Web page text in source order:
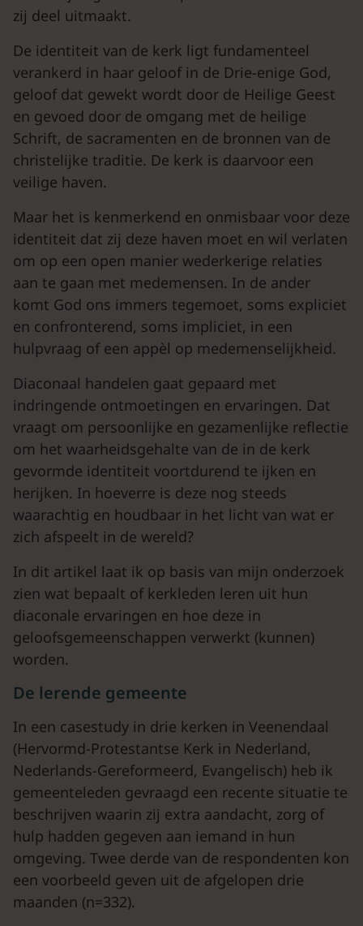
zij deel uitmaakt.
De identiteit van de kerk ligt fundamenteel
verankerd in haar geloof in de Drie-enige God,
geloof dat gewekt wordt door de Heilige Geest
en gevoed door de omgang met de heilige
Schrift, de sacramenten en de bronnen van de
christelijke traditie. De kerk is daarvoor een
veilige haven.
Maar het is kenmerkend en onmisbaar voor deze
identiteit dat zij deze haven moet en wil verlaten
om op een open manier wederkerige relaties
aan te gaan met medemensen. In de ander
komt God ons immers tegemoet, soms expliciet
en confronterend, soms impliciet, in een
hulpvraag of een appèl op medemenselijkheid.
Diaconaal handelen gaat gepaard met
indringende ontmoetingen en ervaringen. Dat
vraagt om persoonlijke en gezamenlijke reflectie
om het waarheidsgehalte van de in de kerk
gevormde identiteit voortdurend te ijken en
herijken. In hoeverre is deze nog steeds
waarachtig en houdbaar in het licht van wat er
zich afspeelt in de wereld?
In dit artikel laat ik op basis van mijn onderzoek
zien wat bepaalt of kerkleden leren uit hun
diaconale ervaringen en hoe deze in
geloofsgemeenschappen verwerkt (kunnen)
worden.
De lerende gemeente
In een casestudy in drie kerken in Veenendaal
(Hervormd-Protestantse Kerk in Nederland,
Nederlands-Gereformeerd, Evangelisch) heb ik
gemeenteleden gevraagd een recente situatie te
beschrijven waarin zij extra aandacht, zorg of
hulp hadden gegeven aan iemand in hun
omgeving. Twee derde van de respondenten kon
een voorbeeld geven uit de afgelopen drie
maanden (n=332).